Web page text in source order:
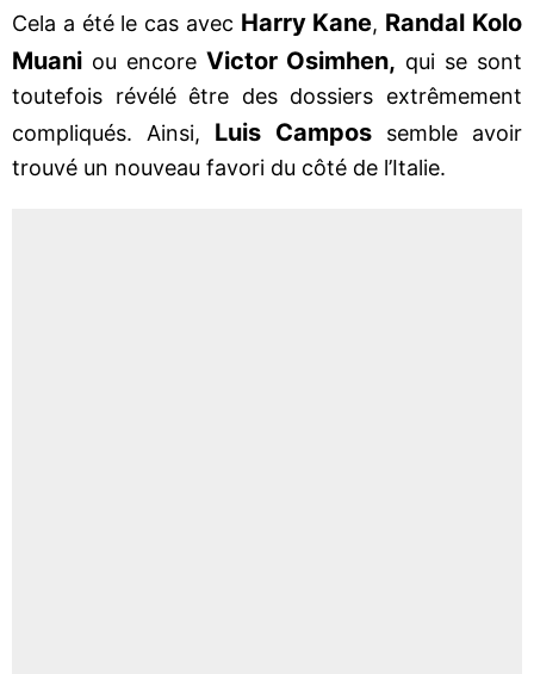
Cela a été le cas avec Harry Kane, Randal Kolo
Muani ou encore Victor Osimhen, qui se sont
toutefois révélé être des dossiers extrêmement
compliqués. Ainsi, Luis Campos semble avoir
trouvé un nouveau favori du côté de l’Italie.